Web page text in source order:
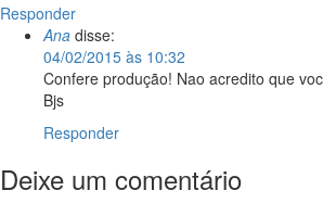
Responder
Ana disse:
04/02/2015 às 10:32
Confere produção! Nao acredito que
Bjs
Responder
Deixe um comentário